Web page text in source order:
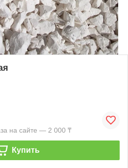
на сайте — 2 000 ₸
Купить